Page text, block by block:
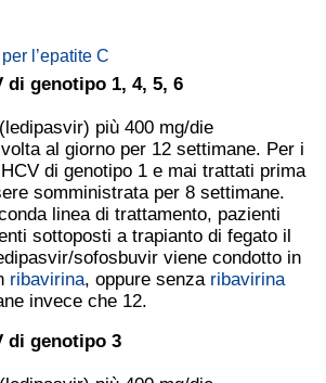
l’epatite C
di genotipo 1, 4, 5, 6
più 400 mg/die
al giorno per 12 settimane. Per i
di genotipo 1 e mai trattati prima
somministrata per 8 settimane.
linea di trattamento, pazienti
sottoposti a trapianto di fegato il
sofosbuvir viene condotto in
ribavirina, oppure senza ribavirina
invece che 12.
di genotipo 3